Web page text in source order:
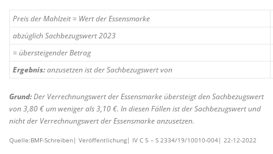
Preis der Mahlzeit = Wert der Essensmarke
abzüglich Sachbezugswert 2023
= übersteigender Betrag
Ergebnis:anzusetzen ist der Sachbezugswert von
Grund:Der Verrechnungswert der Essensmarke übersteigt den Sachbezugswert
von 3,80 € um weniger als 3,10 €. In diesen Fällen ist der Sachbezugswert und
nicht der Verrechnungswert der Essensmarke anzusetzen.
Quelle:BMF-Schreiben| Veröffentlichung| IV C 5 – S 2334/19/10010-004| 22-12-2022